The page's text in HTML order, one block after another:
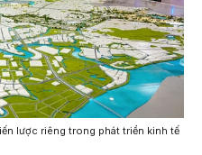
lược riêng trong phát triển kinh tế